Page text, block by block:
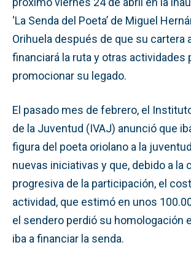
‘La Senda del Poeta’ de Miguel
Orihuela después de que su cartera
financiará la ruta y otras actividades
promocionar su legado.
El pasado mes de febrero, el
de la Juventud (IVAJ) anunció que
figura del poeta oriolano a la
nuevas iniciativas y que, debido a la
progresiva de la participación, el
actividad, que estimó en unos
el sendero perdió su homologación
iba a financiar la senda.